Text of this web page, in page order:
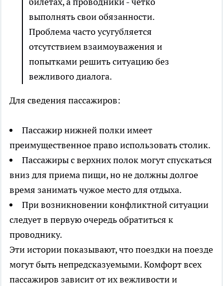
выполнять свои обязанности.
Проблема часто усугубляется
отсутствием взаимоуважения и
попытками решить ситуацию без
вежливого диалога.
Для сведения пассажиров:
Пассажир нижней полки имеет
преимущественное право использовать столик.
Пассажиры с верхних полок могут спускаться
вниз для приема пищи, но не должны долгое
время занимать чужое место для отдыха.
При возникновении конфликтной ситуации
следует в первую очередь обратиться к
проводнику.
Эти истории показывают, что поездки на поезде
могут быть непредсказуемыми. Комфорт всех
пассажиров зависит от их вежливости и